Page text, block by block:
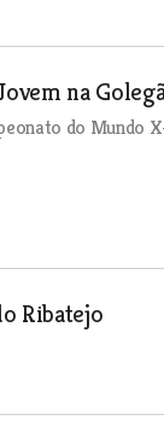
na
do Mundo
Ribatejo